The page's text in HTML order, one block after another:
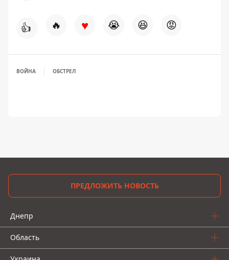
👍 🔥 ♥ 😭 😆 😡
ВОЙНА ОБСТРЕЛ
ПРЕДЛОЖИТЬ НОВОСТЬ
Днепр
Область